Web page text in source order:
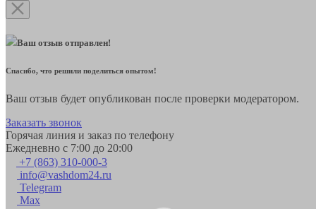
Ваш отзыв отправлен!
Спасибо, что решили поделиться опытом!
Ваш отзыв будет опубликован после проверки модератором.
Заказать звонок
Горячая линия и заказ по телефону
Ежедневно с 7:00 до 20:00
+7 (863) 310-000-3
info@vashdom24.ru
Telegram
Max